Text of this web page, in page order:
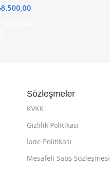
8.500,00
Sözleşmeler
KVKK
Gizlilik Politikası
İade Politikası
Mesafeli Satış Sözleşmesi